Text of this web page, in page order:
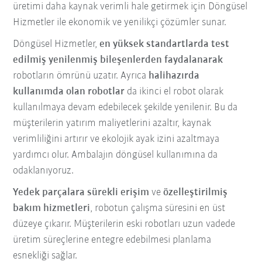
üretimi daha kaynak verimli hale getirmek için Döngüsel
Hizmetler ile ekonomik ve yenilikçi çözümler sunar.
Döngüsel Hizmetler,en yüksek standartlarda test
edilmiş yenilenmiş bileşenlerden faydalanarak
robotların ömrünü uzatır. Ayrıca halihazırda
kullanımda olan robotlar da ikinci el robot olarak
kullanılmaya devam edebilecek şekilde yenilenir. Bu da
müşterilerin yatırım maliyetlerini azaltır, kaynak
verimliliğini artırır ve ekolojik ayak izini azaltmaya
yardımcı olur. Ambalajın döngüsel kullanımına da
odaklanıyoruz.
Yedek parçalara sürekli erişim veözelleştirilmiş
bakım hizmetleri, robotun çalışma süresini en üst
düzeye çıkarır. Müşterilerin eski robotları uzun vadede
üretim süreçlerine entegre edebilmesi planlama
esnekliği sağlar.